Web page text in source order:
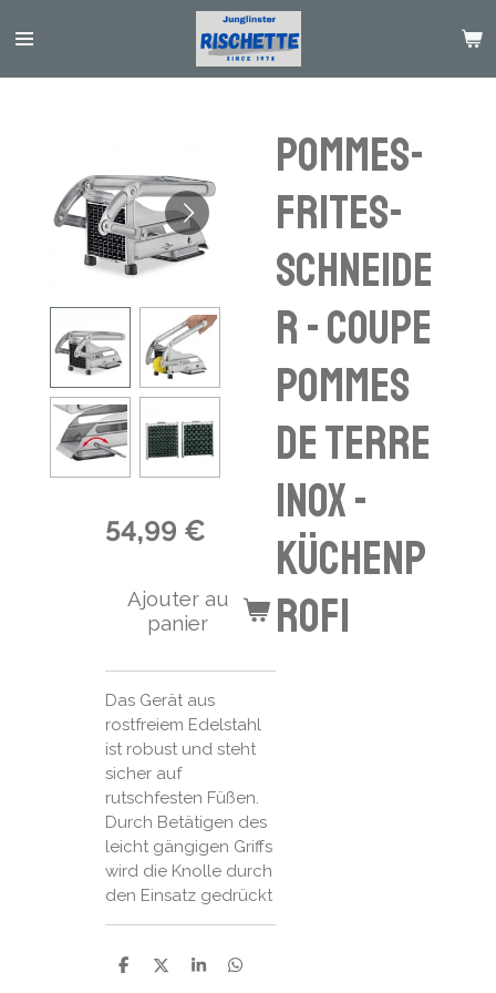
au
Pommes-
Frites-
Schneide
r - coupe
pommes
de terre
inox -
Küchenp
rofi
54,99 €
Ajouter au
panier
Das Gerät aus
rostfreiem Edelstahl
ist robust und steht
sicher auf
rutschfesten Füßen.
Durch Betätigen des
leicht gängigen Griffs
wird die Knolle durch
den Einsatz gedrückt
P
P
P
P